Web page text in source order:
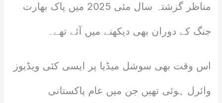
مناظر گزشتہ سال مئی 2025 میں پاک بھارت
جنگ کے دوران بھی دیکھنے میں آئے تھے۔
اس وقت بھی سوشل میڈیا پر ایسی کئی ویڈیوز
وائرل ہوئی تھیں جن میں عام پاکستانی